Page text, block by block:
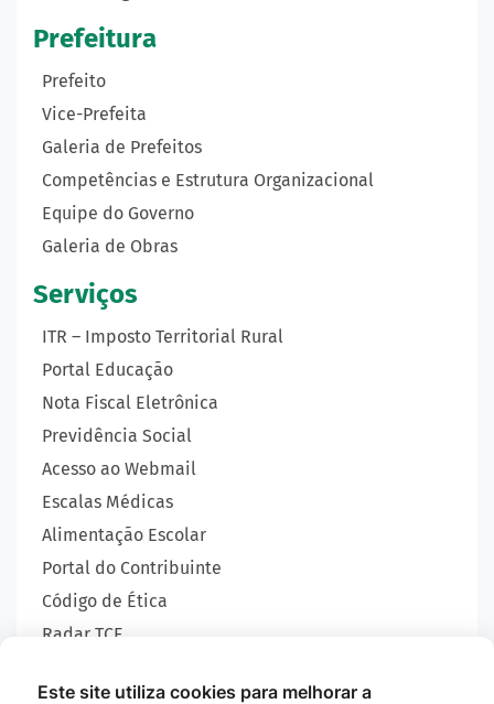
Prefeitura
Prefeito
Vice-Prefeita
Galeria de Prefeitos
Competências e Estrutura Organizacional
Equipe do Governo
Galeria de Obras
Serviços
ITR – Imposto Territorial Rural
Portal Educação
Nota Fiscal Eletrônica
Previdência Social
Acesso ao Webmail
Escalas Médicas
Alimentação Escolar
Portal do Contribuinte
Código de Ética
Radar TCE
Este site utiliza cookies para melhorar a